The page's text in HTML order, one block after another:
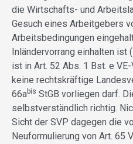
die Wirtschafts- und
Gesuch eines Arbeitgebers
Arbeitsbedingungen
Inländervorrang einhalten ist
ist in Art. 52 Abs. 1 Bst. e
keine rechtskräftige
66abis StGB vorliegen darf.
selbstverständlich richtig.
Sicht der SVP dagegen die
Neuformulierung von Art. 65